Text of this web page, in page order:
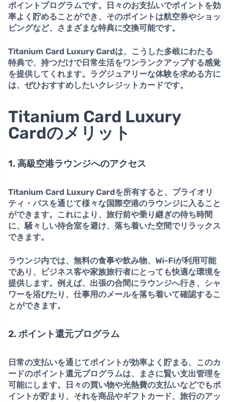
ポイントプログラムです。日々のお支払いでポイントを効
率よく貯めることができ、そのポイントは航空券やショッ
ピングなど、さまざまな特典に交換可能です。
Titanium Card Luxury Cardは、こうした多岐にわたる
特典で、持つだけで日常生活をワンランクアップする感覚
を提供してくれます。ラグジュアリーな体験を求める方に
は、ぜひおすすめしたいクレジットカードです。
Titanium Card Luxury
Cardのメリット
1. 高級空港ラウンジへのアクセス
Titanium Card Luxury Cardを所有すると、 プライオリ
ティ・パスを通じて様々な国際空港のラウンジに入ること
ができます。これにより、旅行前や乗り継ぎの待ち時間
に、騒々しい待合室を避け、落ち着いた空間でリラックス
できます。
ラウンジ内では、 無料の食事や飲み物、Wi-Fiが利用可能
であり、ビジネス客や家族旅行者にとっても快適な環境を
提供します。例えば、出張の合間にラウンジへ行き、シャ
ワーを浴びたり、仕事用のメールを落ち着いて確認するこ
とができます。
2. ポイント還元プログラム
日常の支払いを通じてポイントが効率よく貯まる、このカ
ードのポイント還元プログラムは、まさに賢い支出管理を
可能にします。日々の買い物や光熱費の支払いなどでもポ
イントが貯まり、それを商品やギフトカード、旅行のアッ